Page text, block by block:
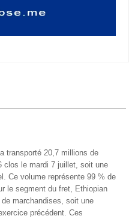
transporté 20,7 millions de
clos le mardi 7 juillet, soit une
Ce volume représente 99 % de
le segment du fret, Ethiopian
marchandises, soit une
précédent. Ces